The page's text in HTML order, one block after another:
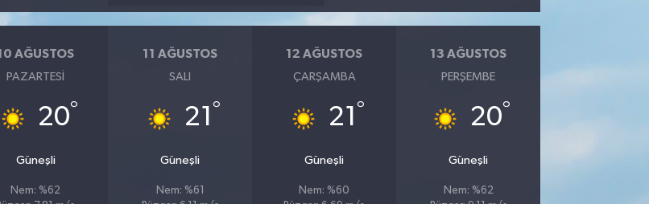
AĞUSTOS
PAZARTESI
20°
Güneşli
Nem: %62
11 AĞUSTOS
SALI
21 °
Güneşli
Nem: %61
12 AĞUSTOS
ÇARŞAMBA
21 °
Güneşli
Nem: %60
13 AĞUSTOS
PERŞEMBE
20°
Güneşli
Nem: %62